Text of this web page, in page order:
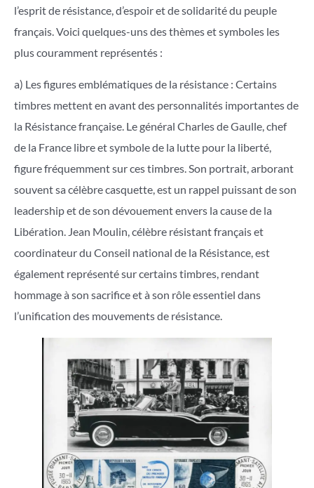
l’esprit de résistance, d’espoir et de solidarité du peuple
français. Voici quelques-uns des thèmes et symboles les
plus couramment représentés :
a) Les figures emblématiques de la résistance : Certains
timbres mettent en avant des personnalités importantes de
la Résistance française. Le général Charles de Gaulle, chef
de la France libre et symbole de la lutte pour la liberté,
figure fréquemment sur ces timbres. Son portrait, arborant
souvent sa célèbre casquette, est un rappel puissant de son
leadership et de son dévouement envers la cause de la
Libération. Jean Moulin, célèbre résistant français et
coordinateur du Conseil national de la Résistance, est
également représenté sur certains timbres, rendant
hommage à son sacrifice et à son rôle essentiel dans
l’unification des mouvements de résistance.